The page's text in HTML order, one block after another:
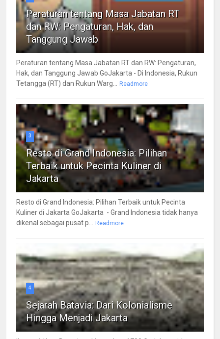
Peraturan tentang Masa Jabatan RT
dan RW: Pengaturan, Hak, dan
Tanggung Jawab
Peraturan tentang Masa Jabatan RT dan RW: Pengaturan,
Hak, dan Tanggung Jawab GoJakarta - Di Indonesia, Rukun
Tetangga (RT) dan Rukun Warg... Readmore
3
Resto di Grand Indonesia: Pilihan
Terbaik untuk Pecinta Kuliner di
Jakarta
Resto di Grand Indonesia: Pilihan Terbaik untuk Pecinta
Kuliner di Jakarta GoJakarta - Grand Indonesia tidak hanya
dikenal sebagai pusat p... Readmore
4
Sejarah Batavia: Dari Kolonialisme
Hingga Menjadi Jakarta